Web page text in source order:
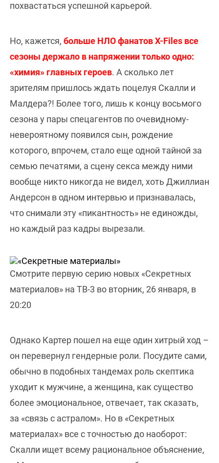
похвастаться успешной карьерой.
Но, кажется, больше НЛО фанатов X-Files все
сезоны держало в напряжении только одно:
«химия» главных героев. А сколько лет
зрителям пришлось ждать поцелуя Скалли и
Малдера?! Более того, лишь к концу восьмого
сезона у пары спецагентов по очевидному-
невероятному появился сын, рождение
которого, впрочем, стало еще одной тайной за
семью печатями, а сцену секса между ними
вообще никто никогда не видел, хоть Джиллиан
Андерсон в одном интервью и признавалась,
что снимали эту «пикантность» не единожды,
но каждый раз кадры вырезали.
Смотрите первую серию новых «Секретных
материалов» на ТВ-3 во вторник, 26 января, в
20:20
Однако Картер пошел на еще один хитрый ход –
он перевернул гендерные роли. Посудите сами,
обычно в подобных тандемах роль скептика
уходит к мужчине, а женщина, как существо
более эмоциональное, отвечает, так сказать,
за «связь с астралом». Но в «Секретных
материалах» все с точностью до наоборот:
Скалли ищет всему рациональное объяснение,